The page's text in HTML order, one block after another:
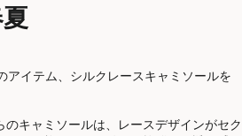
アイテム、シルクレースキャミソールを
のキャミソールは、レースデザインがセク